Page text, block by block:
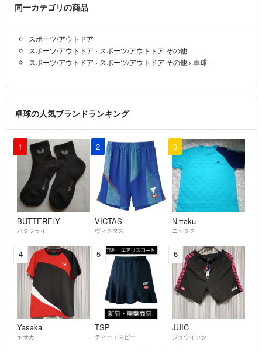
配送料を安くする為、品物によっては箱から出したり、圧縮や多少押し
潰すことがありますのでご了承下さい。
出品価格より送料分がかかる場合は、普通郵便など補償なしを選択する
場合もあります！その際の配送中のトラブルの責任は負いません。ご理
※エッセンシャルオイル取引時の発送方法について↓↓
空輸等の気圧変化からか未開封でも液漏れ等のトラブルがあったため、
基本的に宅急便コンパクトでの発送を考えていますので、その送料分も
含めての値段をつけさせて頂いています。
どうしても安価での取引を考えておられる方は、上記ご理解の上、コメ
ントくだされば価格交渉致します♪
ご理解の程、よろしくお願い致しますm(__)m
同一カテゴリの商品
スポーツ/アウトドア
スポーツ/アウトドア › スポーツ/アウトドア その他
スポーツ/アウトドア › スポーツ/アウトドア その他 › 卓球
卓球の人気ブランドランキング
1
BUTTERFLY
バタフライ
2
VICTAS
ヴィクタス
3
Nittaku
ニッタク
4
Yasaka
ヤサカ
5
TSP
ティーエスピー
6
JUIC
ジュウイック